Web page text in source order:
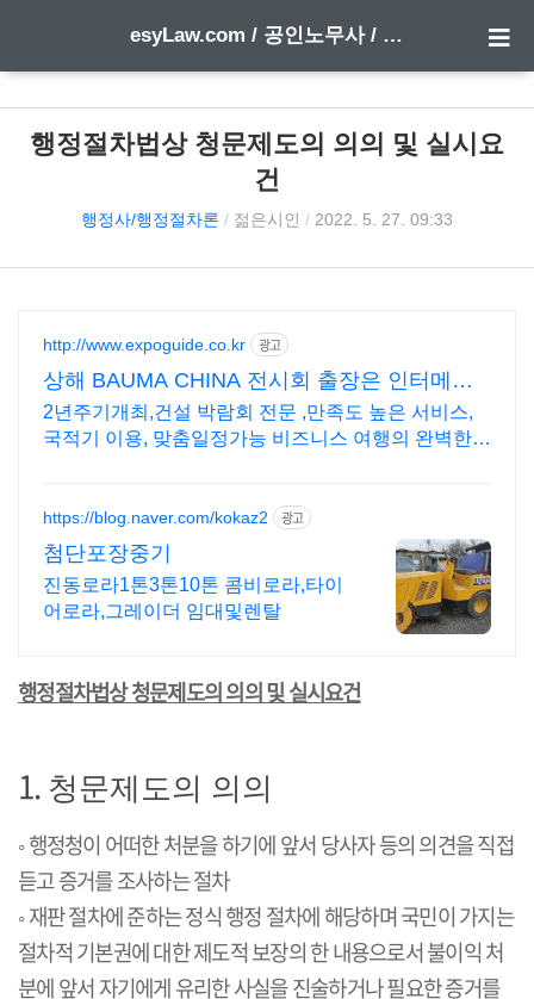
esyLaw.com / 공인노무사 / 행정사 한 방에 합격하기
행정절차법상 청문제도의 의의 및 실시요
건
행정사/행정절차론 / 젊은시인 / 2022. 5. 27. 09:33
http://www.expoguide.co.kr 광고
상해 BAUMA CHINA 전시회 출장은 인터메세
항공!
2년주기개최,건설 박람회 전문 ,만족도 높은 서비스,
국적기 이용, 맞춤일정가능 비즈니스 여행의 완벽한
https://blog.naver.com/kokaz2 광고
첨단포장중기
진동로라1톤3톤10톤 콤비로라,타이
어로라,그레이더 임대및렌탈
행정절차법상 청문제도의 의의 및 실시요건
1. 청문제도의 의의
◦행정청이 어떠한 처분을 하기에 앞서 당사자 등의 의견을 직접
듣고 증거를 조사하는 절차
◦재판 절차에 준하는 정식 행정 절차에 해당하며 국민이 가지는
절차적 기본권에 대한 제도적 보장의 한 내용으로서 불이익 처
분에 앞서 자기에게 유리한 사실을 진술하거나 필요한 증거를